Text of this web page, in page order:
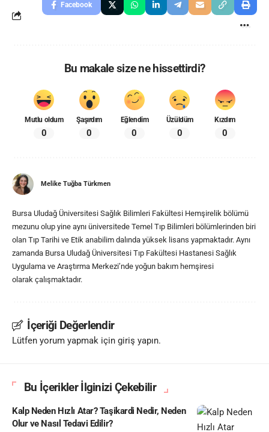
Facebook
Bu makale size ne hissettirdi?
Mutlu oldum
0
Şaşırdım
0
Eğlendim
0
Üzüldüm
0
Kızdım
0
Melike Tuğba Türkmen
Bursa Uludağ Üniversitesi Sağlık Bilimleri Fakültesi Hemşirelik bölümü
mezunu olup yine aynı üniversitede Temel Tıp Bilimleri bölümlerinden biri
olan Tıp Tarihi ve Etik anabilim dalında yüksek lisans yapmaktadır. Aynı
zamanda Bursa Uludağ Üniversitesi Tıp Fakültesi Hastanesi Sağlık
Uygulama ve Araştırma Merkezi’nde yoğun bakım hemşiresi
olarak çalışmaktadır.
İçeriği Değerlendir
Lütfen yorum yapmak için giriş yapın.
Bu İçerikler İlginizi Çekebilir
Kalp Neden Hızlı Atar? Taşikardi Nedir, Neden
Olur ve Nasıl Tedavi Edilir?